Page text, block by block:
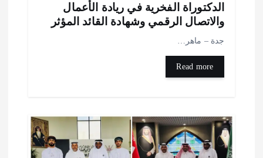
الفخرية في ريادة الأعمال
الرقمي وشهادة القائد المؤثر
– ماهر…